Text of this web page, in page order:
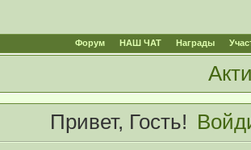
Форум НАШ ЧАТ Награды
Привет, Гость!